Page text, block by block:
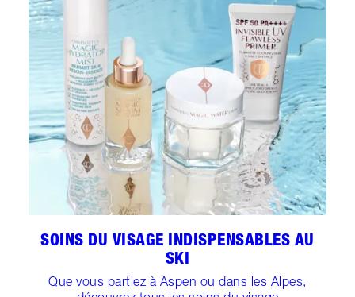
SOINS DU VISAGE INDISPENSABLES AU
SKI
Que vous partiez à Aspen ou dans les Alpes,